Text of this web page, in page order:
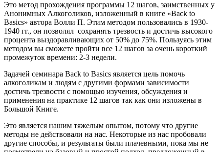
Это метод прохождения программы 12 шагов, заимственных у
Анонимных Алкоголиков, изложенный в книге «Back to
Basics» автора Волли П. Этим методом пользовались в 1930-
1940 гг., он позволял сохранять трезвость и достичь высокого
процента выздоравливающих от 50% до 75%. Пользуясь этим
методом вы сможете пройти все 12 шагов за очень короткий
промежуток времени: 2-3 недели.
Задачей семинара Вack to Basics является цель помочь
алкоголикам и людям с другими формами зависимости
достичь трезвости с помощью изучения, обсуждения и
применения на практике 12 шагов так как они изложены в
Большой Книге.
Это является нашим тяжелым опытом, потому что другие
методы не действовали на нас. Некоторые из нас пробовали
другие способы, и результаты были плачевными, пока мы не